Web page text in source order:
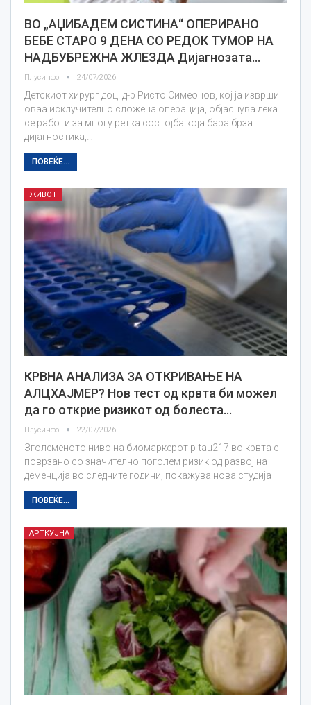
ВО „АЏИБАДЕМ СИСТИНА“ ОПЕРИРАНО
БЕБЕ СТАРО 9 ДЕНА СО РЕДОК ТУМОР НА
НАДБУБРЕЖНА ЖЛЕЗДА Дијагнозата…
Плусинфо 24/07/2026
Детскиот хирург доц. д-р Ристо Симеонов, кој ја изврши
оваа исклучително сложена операција, објаснува дека
се работи за многу ретка состојба која бара брза
дијагностика,…
ПОВЕЌЕ...
ЖИВОТ
КРВНА АНАЛИЗА ЗА ОТКРИВАЊЕ НА
АЛЦХАЈМЕР? Нов тест од крвта би можел
да го открие ризикот од болеста…
Плусинфо 22/07/2026
Зголеменото ниво на биомаркерот p-tau217 во крвта е
поврзано со значително поголем ризик од развој на
деменција во следните години, покажува нова студија
ПОВЕЌЕ...
АРТКУЈНА